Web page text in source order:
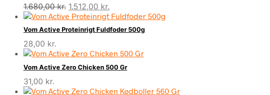
1.680,00kr. Den
oprindelige
pris
var:
1.512,00 kr.
aktuelle
pris
er:
Vom Active Proteinrigt Fuldfoder 500g
28,00 kr.
Vom Active Zero Chicken 500 Gr
31,00 kr.